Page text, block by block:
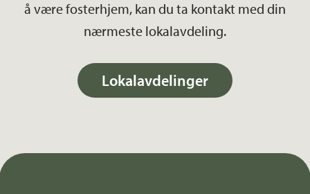
å være fosterhjem, kan du ta kontakt med din
nærmeste lokalavdeling.
Lokalavdelinger